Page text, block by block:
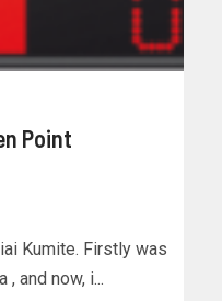
Point
Kumite. Firstly was
, and now, i...